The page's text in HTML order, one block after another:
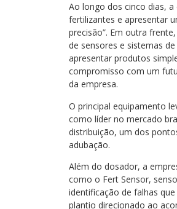
Ao longo dos cinco dias,
fertilizantes e apresentar
precisão”. Em outra
de sensores e sistemas
apresentar produtos
compromisso com um
da empresa.
O principal equipamento
como líder no mercado
distribuição, um dos
adubação.
Além do dosador, a
como o Fert Sensor,
identificação de falhas
plantio direcionado ao